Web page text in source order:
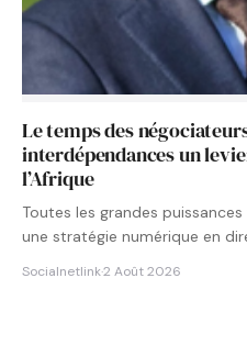
Le temps des
interdépendances un
l’Afrique
Toutes les grandes
une stratégie numérique en
Socialnetlink·2 Août 2026